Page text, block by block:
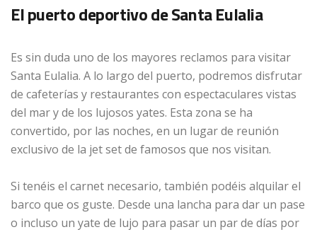
El puerto deportivo de Santa Eulalia
Es sin duda uno de los mayores reclamos para visitar
Santa Eulalia. A lo largo del puerto, podremos disfrutar
de cafeterías y restaurantes con espectaculares vistas
del mar y de los lujosos yates. Esta zona se ha
convertido, por las noches, en un lugar de reunión
exclusivo de la jet set de famosos que nos visitan.
Si tenéis el carnet necesario, también podéis alquilar el
barco que os guste. Desde una lancha para dar un pase
o incluso un yate de lujo para pasar un par de días por